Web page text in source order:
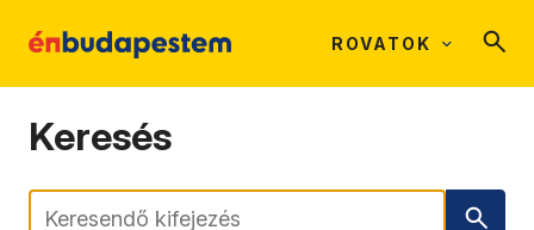
ROVATOK
Keresés
Keresés